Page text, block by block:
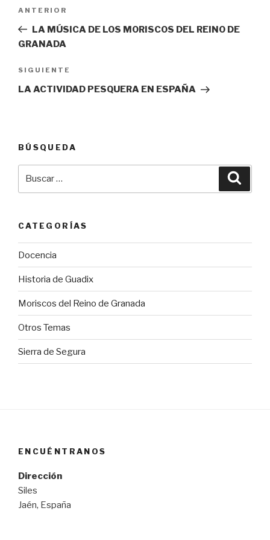
entradas
Entrada
anterior:
ANTERIOR
LA MÚSICA DE LOS MORISCOS DEL REINO DE
GRANADA
Siguiente
entrada
SIGUIENTE
LA ACTIVIDAD PESQUERA EN ESPAÑA
BÚSQUEDA
CATEGORÍAS
Docencia
Historia de Guadix
Moriscos del Reino de Granada
Otros Temas
Sierra de Segura
ENCUÉNTRANOS
Dirección
Siles
Jaén, España